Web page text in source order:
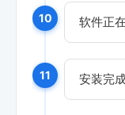
10 软件正
11 安装完